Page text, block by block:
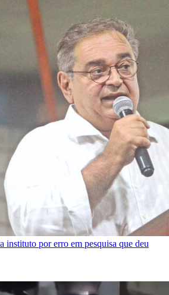
instituto por erro em pesquisa que deu